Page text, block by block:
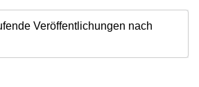
Veröffentlichungen nach